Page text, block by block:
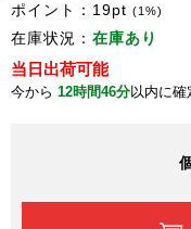
ポイント： 19pt (1%)
在庫状況： 在庫あり
当日出荷可能
今から 12時間46分以内に確